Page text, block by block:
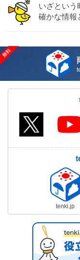
いざという
確かな情報
tenki.jp